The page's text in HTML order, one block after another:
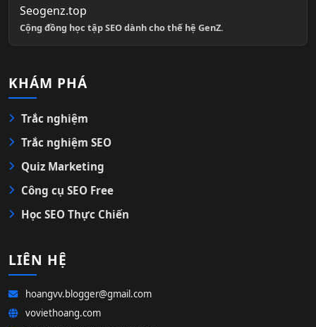
Seogenz.top
Cộng đồng học tập SEO dành cho thế hệ GenZ.
KHÁM PHÁ
Trắc nghiệm
Trắc nghiệm SEO
Quiz Marketing
Công cụ SEO Free
Học SEO Thực Chiến
LIÊN HỆ
hoangvv.blogger@gmail.com
voviethoang.com